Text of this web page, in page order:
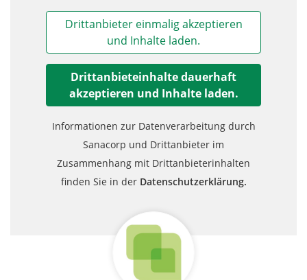
Drittanbieter einmalig akzeptieren
und Inhalte laden.
Drittanbieteinhalte dauerhaft
akzeptieren und Inhalte laden.
Informationen zur Datenverarbeitung durch
Sanacorp und Drittanbieter im
Zusammenhang mit Drittanbieterinhalten
finden Sie in der Datenschutzerklärung.